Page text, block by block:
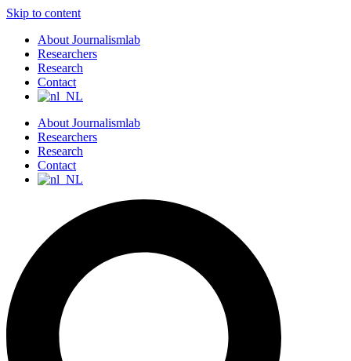
Skip to content
About Journalismlab
Researchers
Research
Contact
About Journalismlab
Researchers
Research
Contact